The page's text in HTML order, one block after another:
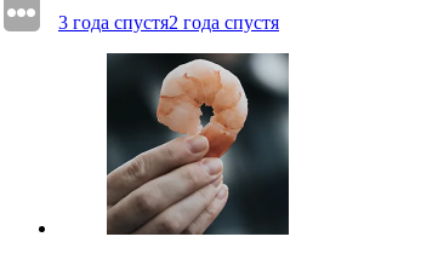
3 года спустя2 года спустя